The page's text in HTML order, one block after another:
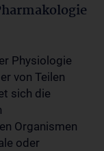
Physiologie
von Teilen
sich die
Organismen
oder